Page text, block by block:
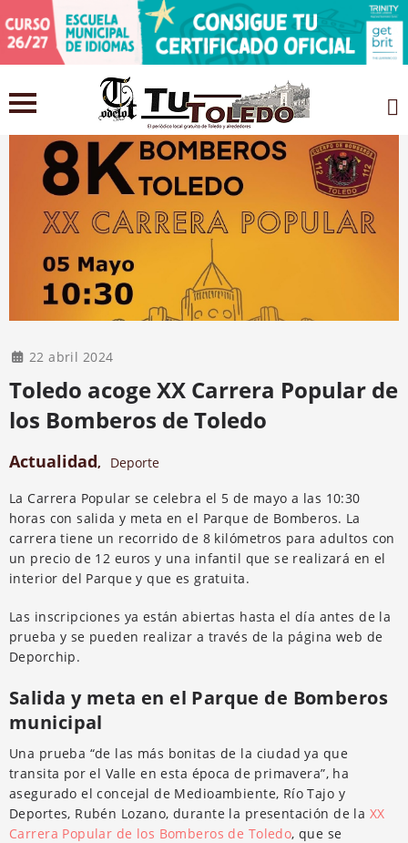
22 abril 2024
Toledo acoge XX Carrera Popular de
los Bomberos de Toledo
Actualidad, Deporte
La Carrera Popular se celebra el 5 de mayo a las 10:30
horas con salida y meta en el Parque de Bomberos. La
carrera tiene un recorrido de 8 kilómetros para adultos con
un precio de 12 euros y una infantil que se realizará en el
interior del Parque y que es gratuita.
Las inscripciones ya están abiertas hasta el día antes de la
prueba y se pueden realizar a través de la página web de
Deporchip.
Salida y meta en el Parque de Bomberos
municipal
Una prueba “de las más bonitas de la ciudad ya que
transita por el Valle en esta época de primavera”, ha
asegurado el concejal de Medioambiente, Río Tajo y
Deportes, Rubén Lozano, durante la presentación de la XX
Carrera Popular de los Bomberos de Toledo, que se